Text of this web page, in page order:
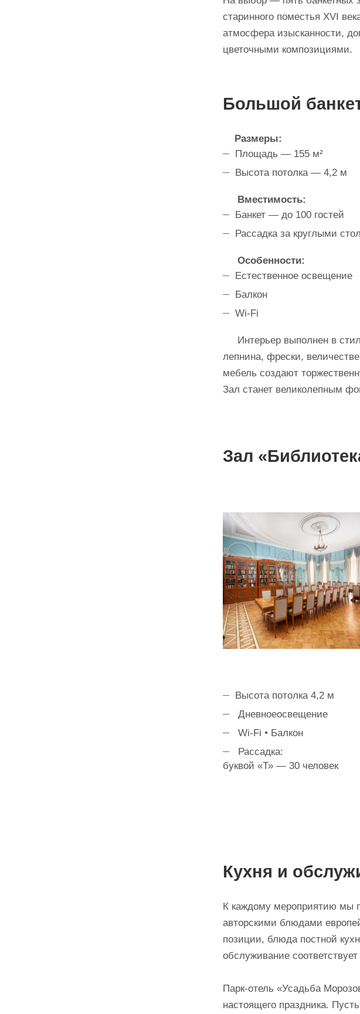
старинного поместья XVI
атмосфера изысканности,
цветочными композициями.
Большой
Размеры:
Площадь — 155 м²
Высота потолка — 4,2 м
Вместимость:
Банкет — до 100 гостей
Рассадка за круглыми
Особенности:
Естественное освещение
Балкон
Wi-Fi
Интерьер выполнен в
лепнина, фрески,
мебель создают
Зал станет великолепным
Зал
Высота потолка 4,2 м
Дневноеосвещение
Wi-Fi • Балкон
Рассадка:
буквой «Т» — 30 человек
Кухня и
К каждому мероприятию мы
авторскими блюдами
позиции, блюда постной
обслуживание
Парк-отель «Усадьба
настоящего праздника.